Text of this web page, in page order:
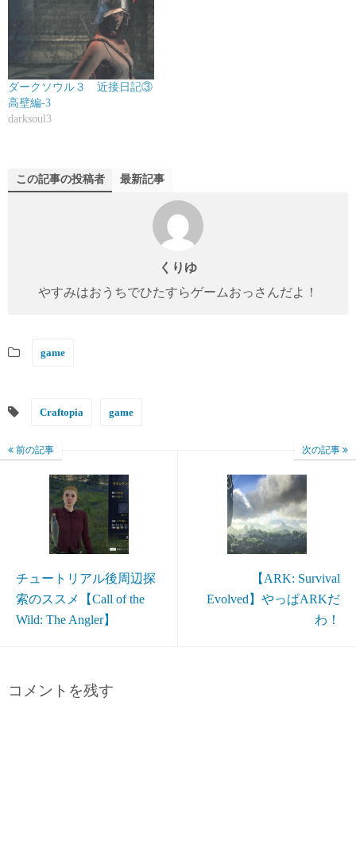
ダークソウル３ 近接日記③
高壁編-3
darksoul3
この記事の投稿者 最新記事
くりゆ
やすみはおうちでひたすらゲームおっさんだよ！
game
Craftopia game
前の記事
チュートリアル後周辺探
索のススメ【Call of the
Wild: The Angler】
次の記事
【ARK: Survival
Evolved】やっぱARKだ
わ！
コメントを残す